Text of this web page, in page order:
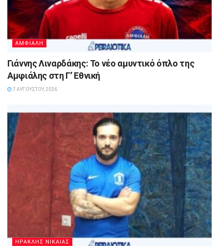
ΑΜΦΙΑΛΗ
Γιάννης Λιναρδάκης: Το νέο αμυντικό όπλο της
Αμφιάλης στη Γ’ Εθνική
7 ΑΥΓΟΎΣΤΟΥ, 2026
ΗΡΑΚΛΗΣ ΝΙΚΑΙΑΣ